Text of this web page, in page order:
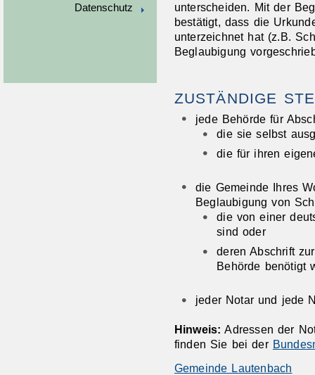
Datenschutz
unterscheiden. Mit der
bestätigt, dass die
unterzeichnet hat (z.B.
Beglaubigung
ZUSTÄNDIGE
jede Behörde für
die sie selbst
die für ihren
die Gemeinde Ihres
Beglaubigung von
die von einer
sind oder
deren Abschrift
Behörde benötigt
jeder Notar und jede
Hinweis: Adressen der
finden Sie bei der
Gemeinde Lautenbach